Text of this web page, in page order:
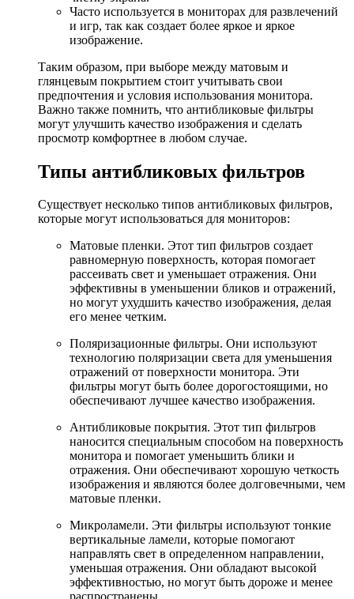
Часто используется в мониторах для развлечений
и игр, так как создает более яркое и яркое
изображение.
Таким образом, при выборе между матовым и
глянцевым покрытием стоит учитывать свои
предпочтения и условия использования монитора.
Важно также помнить, что антибликовые фильтры
могут улучшить качество изображения и сделать
просмотр комфортнее в любом случае.
Типы антибликовых фильтров
Существует несколько типов антибликовых фильтров,
которые могут использоваться для мониторов:
Матовые пленки. Этот тип фильтров создает
равномерную поверхность, которая помогает
рассеивать свет и уменьшает отражения. Они
эффективны в уменьшении бликов и отражений,
но могут ухудшить качество изображения, делая
его менее четким.
Поляризационные фильтры. Они используют
технологию поляризации света для уменьшения
отражений от поверхности монитора. Эти
фильтры могут быть более дорогостоящими, но
обеспечивают лучшее качество изображения.
Антибликовые покрытия. Этот тип фильтров
наносится специальным способом на поверхность
монитора и помогает уменьшить блики и
отражения. Они обеспечивают хорошую четкость
изображения и являются более долговечными, чем
матовые пленки.
Микроламели. Эти фильтры используют тонкие
вертикальные ламели, которые помогают
направлять свет в определенном направлении,
уменьшая отражения. Они обладают высокой
эффективностью, но могут быть дороже и менее